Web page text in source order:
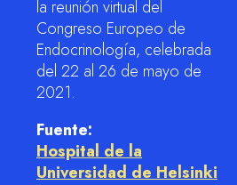
la reunión virtual del
Congreso Europeo de
Endocrinología, celebrada
del 22 al 26 de mayo de
2021.
Fuente:
Hospital de la
Universidad de Helsinki